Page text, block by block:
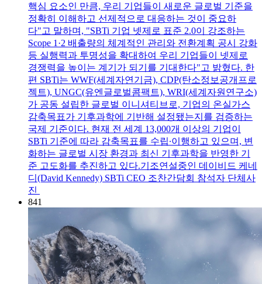
핵심 요소인 만큼, 우리 기업들이 새로운 글로벌 기준을
정확히 이해하고 선제적으로 대응하는 것이 중요하
다"고 말하며, "SBTi 기업 넷제로 표준 2.0이 강조하는
Scope 1·2 배출량의 체계적인 관리와 전환계획 공시 강화
등 실행력과 투명성을 확대하여 우리 기업들이 넷제로
경쟁력을 높이는 계기가 되기를 기대한다"고 밝혔다. 한
편 SBTi는 WWF(세계자연기금), CDP(탄소정보공개프로
젝트), UNGC(유엔글로벌콤팩트), WRI(세계자원연구소)
가 공동 설립한 글로벌 이니셔티브로, 기업의 온실가스
감축목표가 기후과학에 기반해 설정됐는지를 검증하는
국제 기준이다. 현재 전 세계 13,000개 이상의 기업이
SBTi 기준에 따라 감축목표를 수립∙이행하고 있으며, 변
화하는 글로벌 시장 환경과 최신 기후과학을 반영한 기
준 고도화를 추진하고 있다.기조연설중인 데이비드 케네
디(David Kennedy) SBTi CEO 조찬간담회 참석자 단체사
진
841